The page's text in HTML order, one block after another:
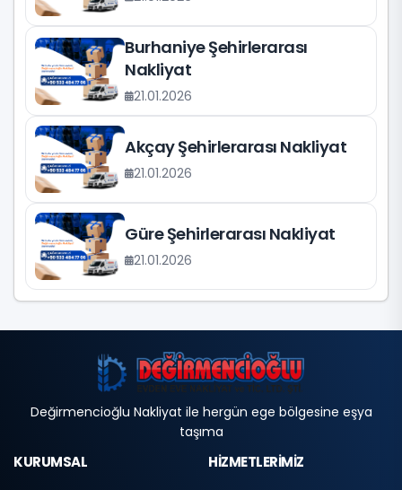
Burhaniye Şehirlerarası
Nakliyat
21.01.2026
Akçay Şehirlerarası Nakliyat
21.01.2026
Güre Şehirlerarası Nakliyat
21.01.2026
Değirmencioğlu Nakliyat ile hergün ege bölgesine eşya
taşıma
KURUMSAL HİZMETLERİMİZ